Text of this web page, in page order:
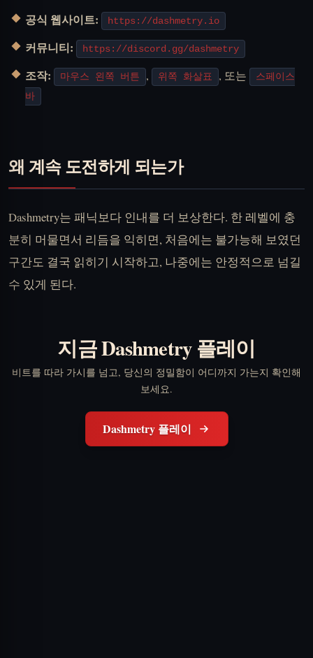
공식 웹사이트: https://dashmetry.io
커뮤니티: https://discord.gg/dashmetry
조작: 마우스 왼쪽 버튼 , 위쪽 화살표 , 또는
스페이스
바
왜 계속 도전하게 되는가
Dashmetry는 패닉보다 인내를 더 보상한다. 한 레벨에 충
분히 머물면서 리듬을 익히면, 처음에는 불가능해 보였던
구간도 결국 읽히기 시작하고, 나중에는 안정적으로 넘길
수 있게 된다.
지금 Dashmetry 플레이
비트를 따라 가시를 넘고, 당신의 정밀함이 어디까지 가는지 확인해
보세요.
Dashmetry 플레이